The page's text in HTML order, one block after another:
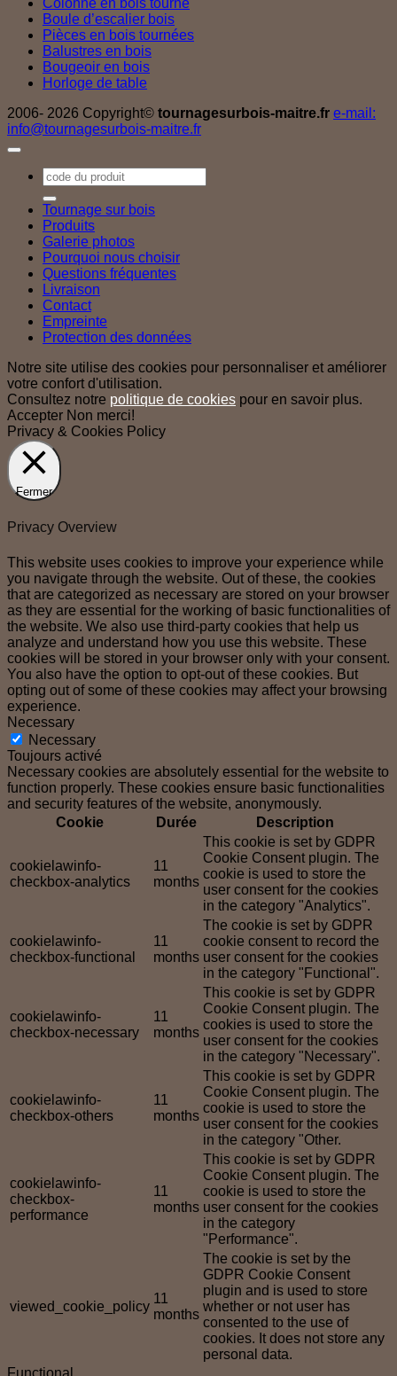
Colonne en bois tourné
Boule d’escalier bois
Pièces en bois tournées
Balustres en bois
Bougeoir en bois
Horloge de table
2006- 2026 Copyright© tournagesurbois-maitre.fr e-mail:
info@tournagesurbois-maitre.fr
Recherche
pour :
Tournage sur bois
Produits
Galerie photos
Pourquoi nous choisir
Questions fréquentes
Livraison
Contact
Empreinte
Protection des données
Notre site utilise des cookies pour personnaliser et améliorer
votre confort d'utilisation.
Consultez notre politique de cookies pour en savoir plus.
Accepter Non merci!
Privacy & Cookies Policy
Fermer
Privacy Overview
This website uses cookies to improve your experience while
you navigate through the website. Out of these, the cookies
that are categorized as necessary are stored on your browser
as they are essential for the working of basic functionalities of
the website. We also use third-party cookies that help us
analyze and understand how you use this website. These
cookies will be stored in your browser only with your consent.
You also have the option to opt-out of these cookies. But
opting out of some of these cookies may affect your browsing
experience.
Necessary
Necessary
Toujours activé
Necessary cookies are absolutely essential for the website to
function properly. These cookies ensure basic functionalities
and security features of the website, anonymously.
Cookie
Durée Description
cookielawinfo-
checkbox-analytics
11
months
This cookie is set by GDPR
Cookie Consent plugin. The
cookie is used to store the
user consent for the cookies
in the category "Analytics".
cookielawinfo-
checkbox-functional
11
months
The cookie is set by GDPR
cookie consent to record the
user consent for the cookies
in the category "Functional".
cookielawinfo-
checkbox-necessary
11
months
This cookie is set by GDPR
Cookie Consent plugin. The
cookies is used to store the
user consent for the cookies
in the category "Necessary".
cookielawinfo-
checkbox-others
11
months
This cookie is set by GDPR
Cookie Consent plugin. The
cookie is used to store the
user consent for the cookies
in the category "Other.
cookielawinfo-
checkbox-
performance
11
months
This cookie is set by GDPR
Cookie Consent plugin. The
cookie is used to store the
user consent for the cookies
in the category
"Performance".
viewed_cookie_policy
11
months
The cookie is set by the
GDPR Cookie Consent
plugin and is used to store
whether or not user has
consented to the use of
cookies. It does not store any
personal data.
Functional